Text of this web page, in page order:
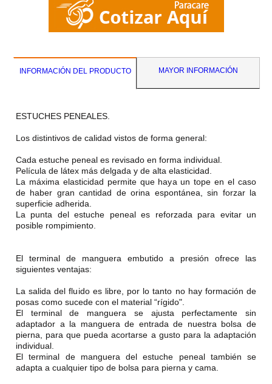
INFORMACIÓN DEL PRODUCTO MAYOR INFORMACIÓN
ESTUCHES PENEALES.
Los distintivos de calidad vistos de forma general:
Cada estuche peneal es revisado en forma individual.
Película de látex más delgada y de alta elasticidad.
La máxima elasticidad permite que haya un tope en el caso
de haber gran cantidad de orina espontánea, sin forzar la
superficie adherida.
La punta del estuche peneal es reforzada para evitar un
posible rompimiento.
El terminal de manguera embutido a presión ofrece las
siguientes ventajas:
La salida del fluido es libre, por lo tanto no hay formación de
posas como sucede con el material “rígido".
El terminal de manguera se ajusta perfectamente sin
adaptador a la manguera de entrada de nuestra bolsa de
pierna, para que pueda acortarse a gusto para la adaptación
individual.
El terminal de manguera del estuche peneal también se
adapta a cualquier tipo de bolsa para pierna y cama.